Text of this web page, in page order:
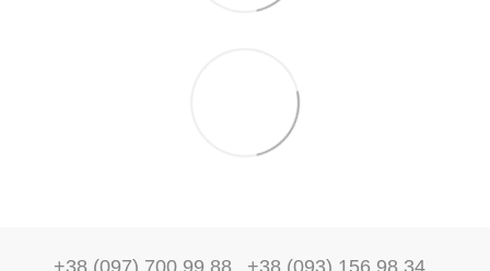
+38 (097) 700 99 88 +38 (093) 156 98 34